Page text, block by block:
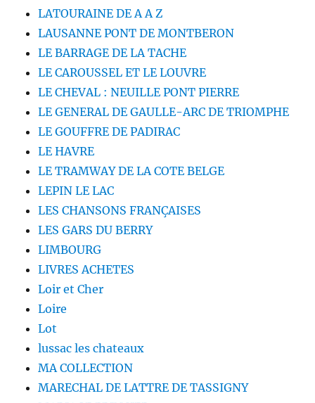
LATOURAINE DE A A Z
LAUSANNE PONT DE MONTBERON
LE BARRAGE DE LA TACHE
LE CAROUSSEL ET LE LOUVRE
LE CHEVAL : NEUILLE PONT PIERRE
LE GENERAL DE GAULLE-ARC DE TRIOMPHE
LE GOUFFRE DE PADIRAC
LE HAVRE
LE TRAMWAY DE LA COTE BELGE
LEPIN LE LAC
LES CHANSONS FRANÇAISES
LES GARS DU BERRY
LIMBOURG
LIVRES ACHETES
Loir et Cher
Loire
Lot
lussac les chateaux
MA COLLECTION
MARECHAL DE LATTRE DE TASSIGNY